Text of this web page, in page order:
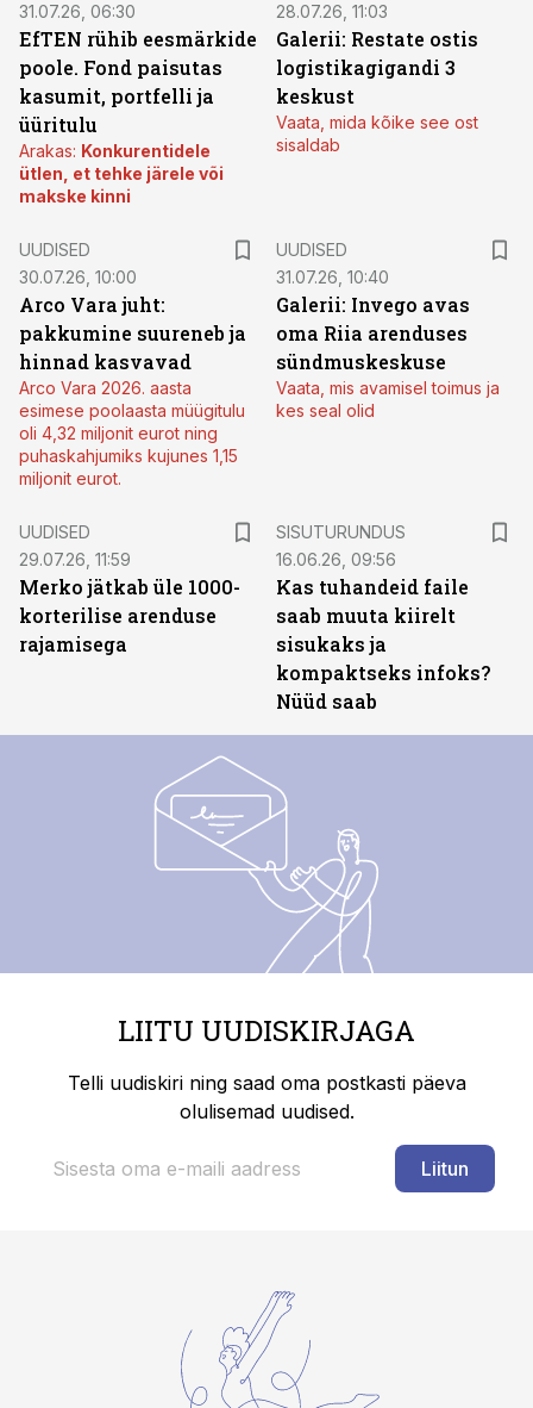
31.07.26, 06:30
EfTEN rühib eesmärkide
poole. Fond paisutas
kasumit, portfelli ja
üüritulu
Arakas: Konkurentidele
ütlen, et tehke järele või
makske kinni
28.07.26, 11:03
Galerii: Restate ostis
logistikagigandi 3
keskust
Vaata, mida kõike see ost
sisaldab
UUDISED
30.07.26, 10:00
Arco Vara juht:
pakkumine suureneb ja
hinnad kasvavad
Arco Vara 2026. aasta
esimese poolaasta müügitulu
oli 4,32 miljonit eurot ning
puhaskahjumiks kujunes 1,15
miljonit eurot.
UUDISED
31.07.26, 10:40
Galerii: Invego avas
oma Riia arenduses
sündmuskeskuse
Vaata, mis avamisel toimus ja
kes seal olid
UUDISED
29.07.26, 11:59
Merko jätkab üle 1000-
korterilise arenduse
rajamisega
SISUTURUNDUS
16.06.26, 09:56
Kas tuhandeid faile
saab muuta kiirelt
sisukaks ja
kompaktseks infoks?
Nüüd saab
LIITU UUDISKIRJAGA
Telli uudiskiri ning saad oma postkasti päeva
olulisemad uudised.
Liitun